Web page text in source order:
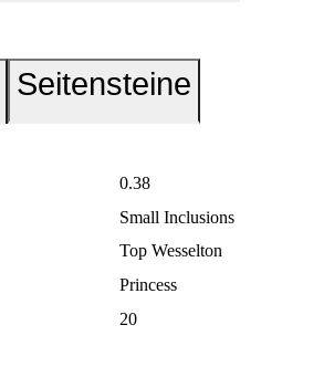
Seitensteine
0.38
Small Inclusions
Top Wesselton
Princess
20